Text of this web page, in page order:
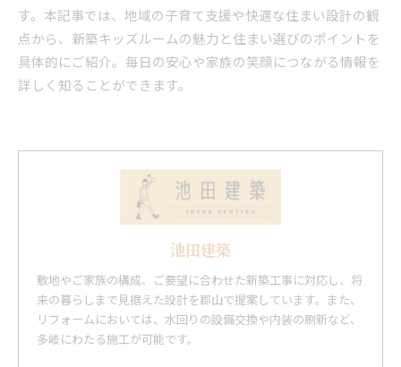
す。本記事では、地域の子育て支援や快適な住まい設計の観
点から、新築キッズルームの魅力と住まい選びのポイントを
具体的にご紹介。毎日の安心や家族の笑顔につながる情報を
詳しく知ることができます。
池田建築
敷地やご家族の構成、ご要望に合わせた新築工事に対応し、将
来の暮らしまで見据えた設計を郡山で提案しています。また、
リフォームにおいては、水回りの設備交換や内装の刷新など、
多岐にわたる施工が可能です。